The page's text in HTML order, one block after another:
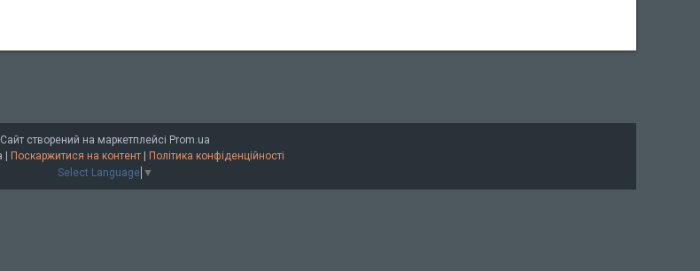
Сайт створений на маркетплейсі Prom.ua
Поскаржитися на контент
Політика конфіденційності
Select Language ▼